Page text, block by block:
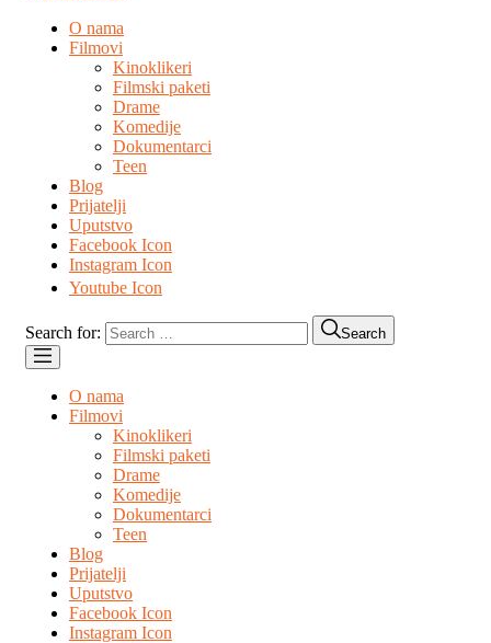
O nama
Filmovi
Kinoklikeri
Filmski paketi
Drame
Komedije
Dokumentarci
Teen
Blog
Prijatelji
Uputstvo
Facebook Icon
Instagram Icon
Youtube Icon
Search for: Search
O nama
Filmovi
Kinoklikeri
Filmski paketi
Drame
Komedije
Dokumentarci
Teen
Blog
Prijatelji
Uputstvo
Facebook Icon
Instagram Icon